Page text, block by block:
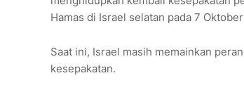
Hamas di Israel selatan pada 7
Saat ini, Israel masih memainkan
kesepakatan.